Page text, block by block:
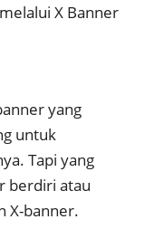
X Banner
yang
untuk
Tapi yang
berdiri atau
X-banner.